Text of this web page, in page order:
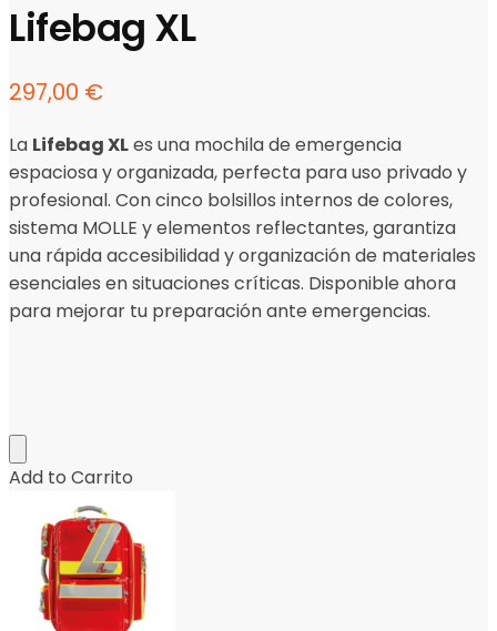
Lifebag XL
297,00 €
La Lifebag XLes una mochila de emergencia
espaciosa y organizada, perfecta para uso privado y
profesional. Con cinco bolsillos internos de colores,
sistema MOLLE y elementos reflectantes, garantiza
una rápida accesibilidad y organización de materiales
esenciales en situaciones críticas. Disponible ahora
para mejorar tu preparación ante emergencias.
Add to Carrito